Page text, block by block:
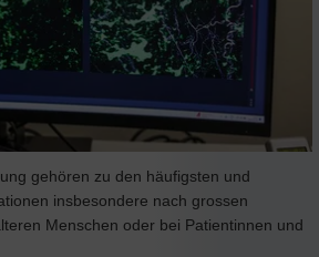
gehören zu den häufigsten und
insbesondere nach grossen
Menschen oder bei Patientinnen und